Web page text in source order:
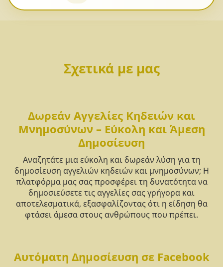
Σχετικά με μας
Δωρεάν Αγγελίες Κηδειών και
Μνημοσύνων – Εύκολη και Άμεση
Δημοσίευση
Αναζητάτε μια εύκολη και δωρεάν λύση για τη
δημοσίευση αγγελιών κηδειών και μνημοσύνων; Η
πλατφόρμα μας σας προσφέρει τη δυνατότητα να
δημοσιεύσετε τις αγγελίες σας γρήγορα και
αποτελεσματικά, εξασφαλίζοντας ότι η είδηση θα
φτάσει άμεσα στους ανθρώπους που πρέπει.
Αυτόματη Δημοσίευση σε Facebook